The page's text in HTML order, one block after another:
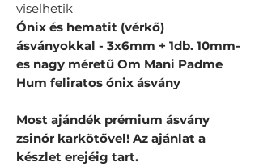
viselhetik
Ónix és hematit (vérkő)
ásványokkal - 3x6mm + 1db. 10mm-
es nagy méretű Om Mani Padme
Hum feliratos ónix ásvány
Most ajándék prémium ásvány
zsinór karkötővel! Az ajánlat a
készlet erejéig tart.